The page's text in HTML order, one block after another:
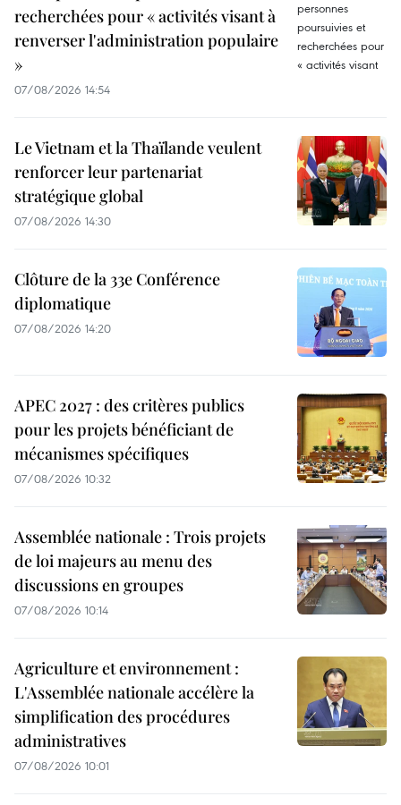
recherchées pour « activités visant à
renverser l'administration populaire
»
07/08/2026 14:54
Le Vietnam et la Thaïlande veulent
renforcer leur partenariat
stratégique global
07/08/2026 14:30
Clôture de la 33e Conférence
diplomatique
07/08/2026 14:20
APEC 2027 : des critères publics
pour les projets bénéficiant de
mécanismes spécifiques
07/08/2026 10:32
Assemblée nationale : Trois projets
de loi majeurs au menu des
discussions en groupes
07/08/2026 10:14
Agriculture et environnement :
L'Assemblée nationale accélère la
simplification des procédures
administratives
07/08/2026 10:01